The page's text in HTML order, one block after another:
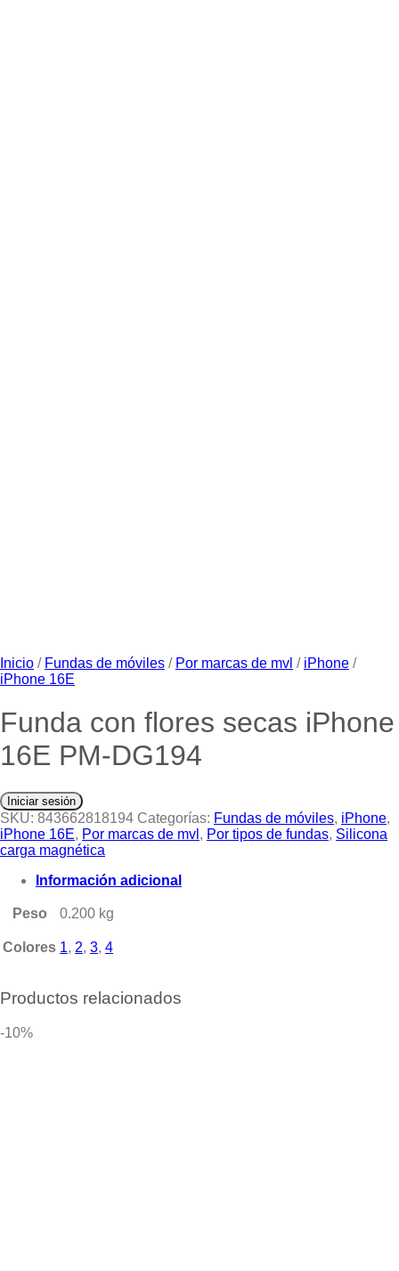
Inicio / Fundas de móviles / Por marcas de mvl / iPhone /
iPhone 16E
Funda con flores secas iPhone
16E PM-DG194
Iniciar sesión
SKU: 843662818194 Categorías: Fundas de móviles, iPhone,
iPhone 16E, Por marcas de mvl , Por tipos de fundas, Silicona
carga magnética
Información adicional
Peso 0.200 kg
Colores 1, 2, 3, 4
Productos relacionados
-10%